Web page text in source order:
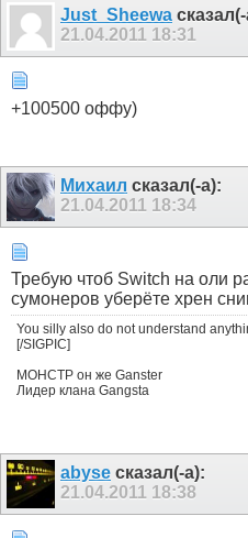
Just_Sheewa
21.04.2011 18:31
+100500 оффу)
Михаил сказал(-а):
21.04.2011 18:34
Требую чтоб Switch на оли
сумонеров уберёте хрен
You silly also do not understand
[/SIGPIC]
МОНСТР он же Ganster
Лидер клана Gangsta
abyse сказал(-а):
21.04.2011 18:38